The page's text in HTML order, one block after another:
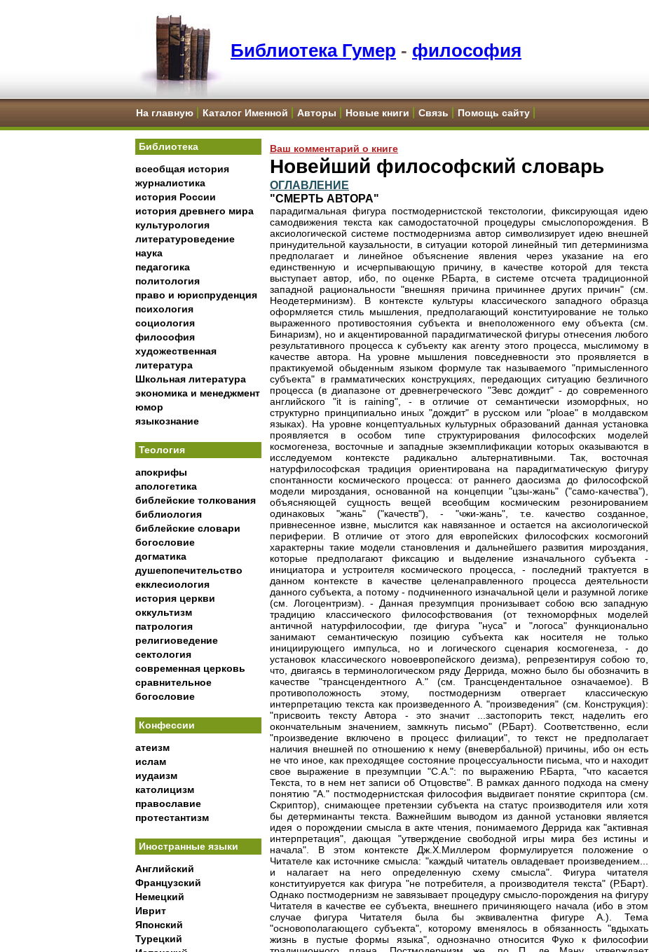
Библиотека Гумер - философия
На главную Каталог Именной Авторы Новые книги Связь Помощь сайту
Библиотека
всеобщая история
журналистика
история России
история древнего мира
культурология
литературоведение
наука
педагогика
политология
право и юриспруденция
психология
социология
философия
художественная
литература
Школьная литература
экономика и менеджмент
юмор
языкознание
Теология
апокрифы
апологетика
библейские толкования
библиология
библейские словари
богословие
догматика
душепопечительство
екклесиология
история церкви
оккультизм
патрология
религиоведение
сектология
современная церковь
сравнительное
богословие
Конфессии
атеизм
ислам
иудаизм
католицизм
православие
протестантизм
Иностранные языки
Английский
Французский
Немецкий
Иврит
Японский
Турецкий
Ваш комментарий о книге
Новейший философский словарь
ОГЛАВЛЕНИЕ
"СМЕРТЬ АВТОРА"
парадигмальная фигура постмодернистской текстологии, фиксирующая идею
самодвижения текста как самодостаточной процедуры смыслопорождения. В
аксиологической системе постмодернизма автор символизирует идею внешней
принудительной каузальности, в ситуации которой линейный тип детерминизма
предполагает и линейное объяснение явления через указание на его
единственную и исчерпывающую причину, в качестве которой для текста
выступает автор, ибо, по оценке Р.Барта, в системе отсчета традиционной
западной рациональности "внешняя причина причиннее других причин" (см.
Неодетерминизм). В контексте культуры классического западного образца
оформляется стиль мышления, предполагающий конституирование не только
выраженного противостояния субъекта и внеположенного ему объекта (см.
Бинаризм), но и акцентированной парадигматической фигуры отнесения любого
результативного процесса к субъекту как агенту этого процесса, мыслимому в
качестве автора. На уровне мышления повседневности это проявляется в
практикуемой обыденным языком формуле так называемого "примысленного
субъекта" в грамматических конструкциях, передающих ситуацию безличного
процесса (в диапазоне от древнегреческого "Зевс дождит" - до современного
английского "it is raining", - в отличие от семантически изоморфных, но
структурно принципиально иных "дождит" в русском или "ploae" в молдавском
языках). На уровне концептуальных культурных образований данная установка
проявляется в особом типе структурирования философских моделей
космогенеза, восточные и западные экземплификации которых оказываются в
исследуемом контексте радикально альтернативными. Так, восточная
натурфилософская традиция ориентирована на парадигматическую фигуру
спонтанности космического процесса: от раннего даосизма до философской
модели мироздания, основанной на концепции "цзы-жань" ("само-качества"),
объясняющей сущность вещей всеобщим космическим резонированием
одинаковых "жань" ("качеств"), - "чжи-жань", т.е. качество созданное,
привнесенное извне, мыслится как навязанное и остается на аксиологической
периферии. В отличие от этого для европейских философских космогоний
характерны такие модели становления и дальнейшего развития мироздания,
которые предполагают фиксацию и выделение изначального субъекта -
инициатора и устроителя космического процесса, - последний трактуется в
данном контексте в качестве целенаправленного процесса деятельности
данного субъекта, а потому - подчиненного изначальной цели и разумной логике
(см. Логоцентризм). - Данная презумпция пронизывает собою всю западную
традицию классического философствования (от техноморфных моделей
античной натурфилософии, где фигура "нуса" и "логоса" функционально
занимают семантическую позицию субъекта как носителя не только
инициирующего импульса, но и логического сценария космогенеза, - до
установок классического новоевропейского деизма), репрезентируя собою то,
что, двигаясь в терминологическом ряду Деррида, можно было бы обозначить в
качестве "трансцендентного А." (см. Трансцендентальное означаемое). В
противоположность этому, постмодернизм отвергает классическую
интерпретацию текста как произведенного А. "произведения" (см. Конструкция):
"присвоить тексту Автора - это значит ...застопорить текст, наделить его
окончательным значением, замкнуть письмо" (Р.Барт). Соответственно, если
"произведение включено в процесс филиации", то текст не предполагает
наличия внешней по отношению к нему (вневербальной) причины, ибо он есть
не что иное, как преходящее состояние процессуальности письма, что и находит
свое выражение в презумпции "С.А.": по выражению Р.Барта, "что касается
Текста, то в нем нет записи об Отцовстве". В рамках данного подхода на смену
понятию "А." постмодернистская философия выдвигает понятие скриптора (см.
Скриптор), снимающее претензии субъекта на статус производителя или хотя
бы детерминанты текста. Важнейшим выводом из данной установки является
идея о порождении смысла в акте чтения, понимаемого Деррида как "активная
интерпретация", дающая "утверждение свободной игры мира без истины и
начала". В этом контексте Дж.Х.Миллером формулируется положение о
Читателе как источнике смысла: "каждый читатель овладевает произведением...
и налагает на него определенную схему смысла". Фигура читателя
конституируется как фигура "не потребителя, а производителя текста" (Р.Барт).
Однако постмодернизм не завязывает процедуру смысло-порождения на фигуру
Читателя в качестве ее субъекта, внешнего причиняющего начала (ибо в этом
случае фигура Читателя была бы эквивалентна фигуре А.). Тема
"основополагающего субъекта", которому вменялось в обязанность "вдыхать
жизнь в пустые формы языка", однозначно относится Фуко к философии